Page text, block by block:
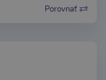
Porovnať